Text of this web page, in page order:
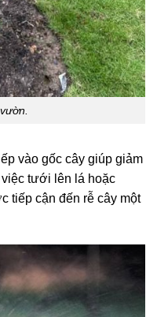
vào gốc cây giúp giảm
tưới lên lá hoặc
tiếp cận đến rễ cây một